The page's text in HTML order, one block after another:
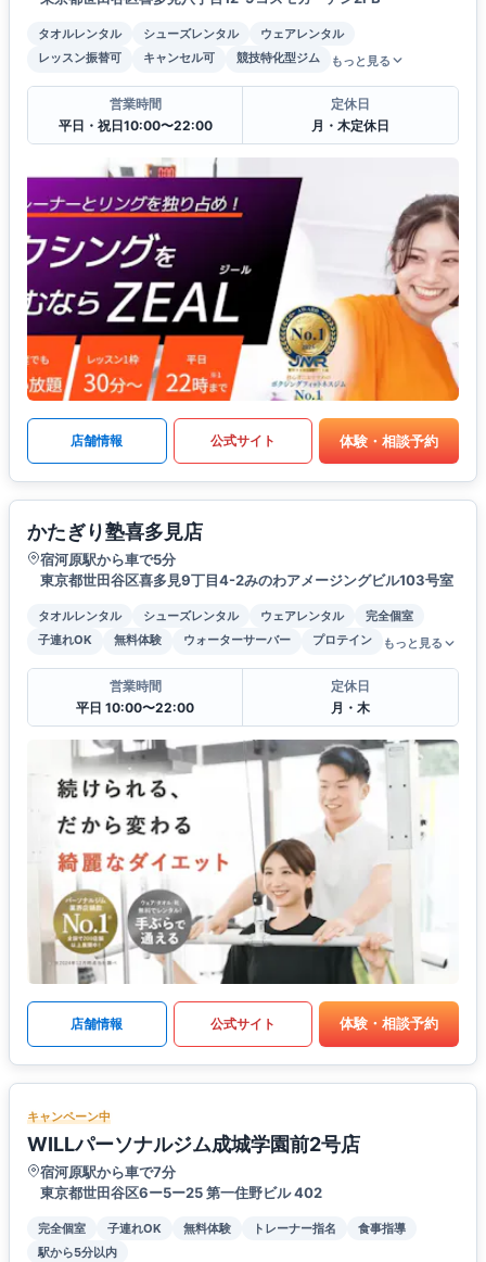
タオルレンタル シューズレンタル
ウェアレンタル
レッスン振替可
キャンセル可 競技特化型ジム もっと見る
営業時間
平日・祝日10:00〜22:00
定休日
月・木定休日
店舗情報 公式サイト 体験・相談予約
かたぎり塾喜多見店
宿河原駅から車で5分
東京都世田谷区喜多見9丁目4-2みのわアメージングビル103号室
タオルレンタル シューズレンタル ウェアレンタル
完全個室
子連れOK
無料体験 ウォーターサーバー プロテイン もっと見る
営業時間
平日 10:00〜22:00
定休日
月・木
店舗情報 公式サイト 体験・相談予約
キャンペーン中
WILLパーソナルジム成城学園前2号店
宿河原駅から車で7分
東京都世田谷区6ー5ー25 第一住野ビル 402
完全個室 子連れOK 無料体験 トレーナー指名
食事指導
駅から5分以内